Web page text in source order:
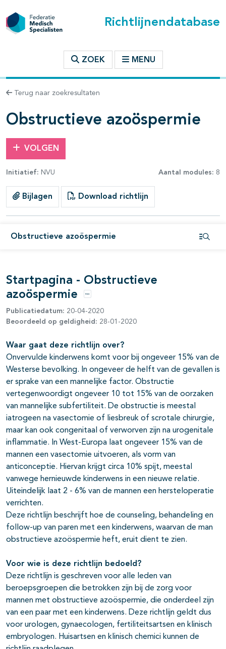
Richtlijnendatabase
ZOEK MENU
Terug naar zoekresultaten
Obstructieve azoöspermie
VOLGEN
Initiatief: NVU Aantal modules: 8
Bijlagen Download richtlijn
Obstructieve azoöspermie
binnen deze richtlijn
Startpagina - Obstructieve
azoöspermie
Opties
Publicatiedatum: 20-04-2020
Beoordeeld op geldigheid: 28-01-2020
Waar gaat deze richtlijn over?
Onvervulde kinderwens komt voor bij ongeveer 15% van de
Westerse bevolking. In ongeveer de helft van de gevallen is
er sprake van een mannelijke factor. Obstructie
vertegenwoordigt ongeveer 10 tot 15% van de oorzaken
van mannelijke subfertiliteit. De obstructie is meestal
iatrogeen na vasectomie of liesbreuk of scrotale chirurgie,
maar kan ook congenitaal of verworven zijn na urogenitale
inflammatie. In West-Europa laat ongeveer 15% van de
mannen een vasectomie uitvoeren, als vorm van
anticonceptie. Hiervan krijgt circa 10% spijt, meestal
vanwege hernieuwde kinderwens in een nieuwe relatie.
Uiteindelijk laat 2 - 6% van de mannen een hersteloperatie
verrichten.
Deze richtlijn beschrijft hoe de counseling, behandeling en
follow-up van paren met een kinderwens, waarvan de man
obstructieve azoöspermie heft, eruit dient te zien.
Voor wie is deze richtlijn bedoeld?
Deze richtlijn is geschreven voor alle leden van
beroepsgroepen die betrokken zijn bij de zorg voor
mannen met obstructieve azoöspermie, die onderdeel zijn
van een paar met een kinderwens. Deze richtlijn geldt dus
voor urologen, gynaecologen, fertiliteitsartsen en klinisch
embryologen. Huisartsen en klinisch chemici kunnen de